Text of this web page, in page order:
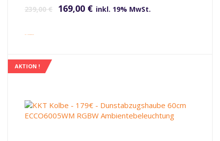
239,00€ 169,00 € inkl. 19% MwSt.
AKTION !